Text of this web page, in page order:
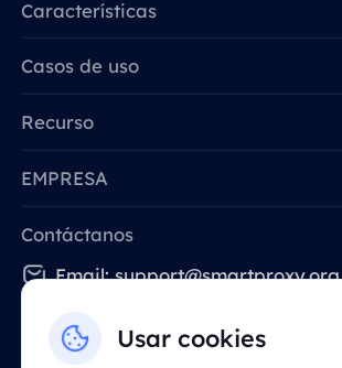
Usar cookies
Características
Casos de uso
Recurso
EMPRESA
Contáctanos
Email: support@smartproxy.org